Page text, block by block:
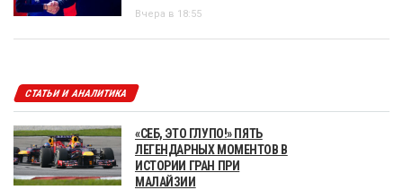
Вчера в 18:55
СТАТЬИ И АНАЛИТИКА
«СЕБ, ЭТО ГЛУПО!» ПЯТЬ
ЛЕГЕНДАРНЫХ МОМЕНТОВ В
ИСТОРИИ ГРАН ПРИ
МАЛАЙЗИИ